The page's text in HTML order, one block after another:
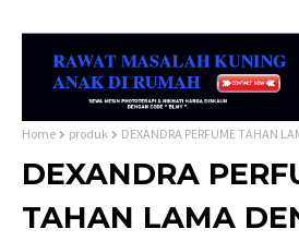
Home produk DEXANDRA PERFUME TAHAN
DEXANDRA
TAHAN LAMA